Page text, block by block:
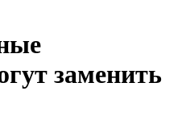
заменить